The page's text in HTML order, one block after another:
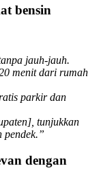
bensin
jauh-jauh.
menit dari rumah
parkir dan
tunjukkan
pendek.”
dengan